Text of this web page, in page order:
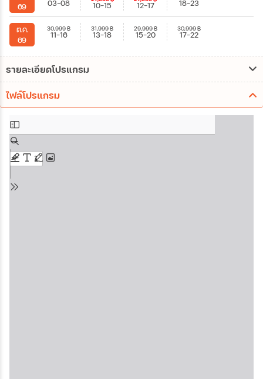
69
03-08 10-15 12-17 18-23
ต.ค.
69
30,999฿
11-16
31,999฿
13-18
29,999฿
15-20
30,999฿
17-22
รายละเอียดโปรแกรม
ไฟล์โปรแกรม